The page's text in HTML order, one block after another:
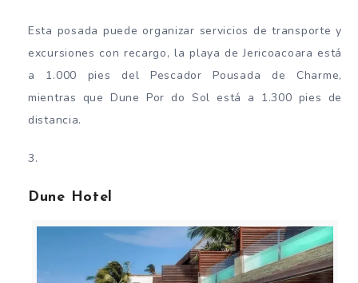
Esta posada puede organizar servicios de transporte y
excursiones con recargo, la playa de Jericoacoara está
a 1.000 pies del Pescador Pousada de Charme,
mientras que Dune Por do Sol está a 1.300 pies de
distancia.
Dune Hotel